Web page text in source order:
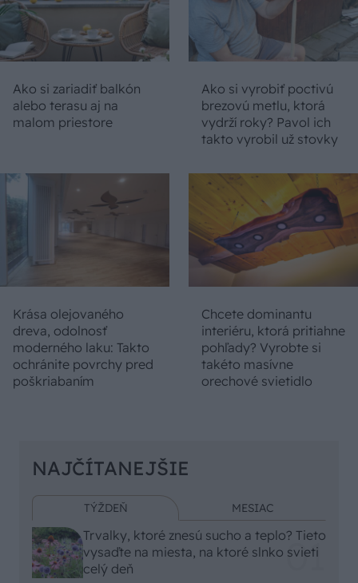
Ako si zariadiť balkón
alebo terasu aj na
malom priestore
Ako si vyrobiť poctivú
brezovú metlu, ktorá
vydrží roky? Pavol ich
takto vyrobil už stovky
Krása olejovaného
dreva, odolnosť
moderného laku: Takto
ochránite povrchy pred
poškriabaním
Chcete dominantu
interiéru, ktorá pritiahne
pohľady? Vyrobte si
takéto masívne
orechové svietidlo
NAJČÍTANEJŠIE
TÝŽDEŇ MESIAC
Trvalky, ktoré znesú sucho a teplo? Tieto
vysaďte na miesta, na ktoré slnko svieti
celý deň